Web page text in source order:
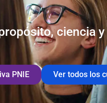
ciencia
PNIE Ver todos los